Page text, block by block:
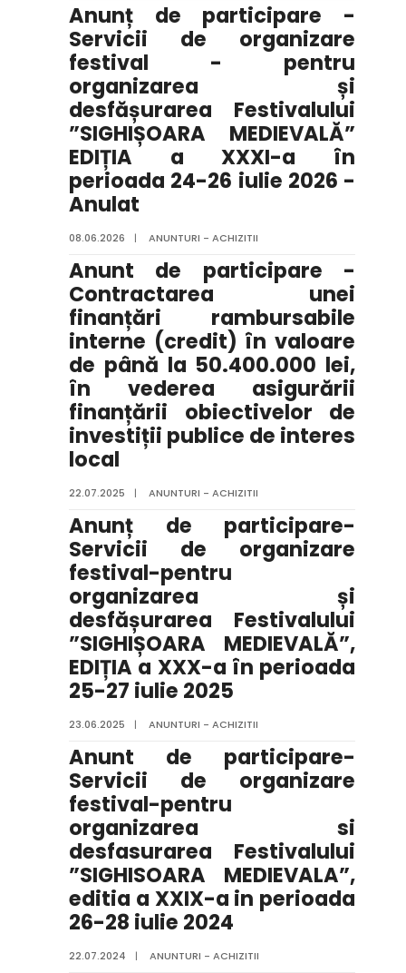
Anunț de participare -
Servicii de organizare
festival - pentru
organizarea și
desfășurarea Festivalului
”SIGHIȘOARA MEDIEVALĂ”
EDIȚIA a XXXI-a în
perioada 24-26 iulie 2026 -
Anulat
08.06.2026 | ANUNTURI - ACHIZITII
Anunt de participare -
Contractarea unei
finanțări rambursabile
interne (credit) în valoare
de până la 50.400.000 lei,
în vederea asigurării
finanțării obiectivelor de
investiții publice de interes
local
22.07.2025 | ANUNTURI - ACHIZITII
Anunț de participare-
Servicii de organizare
festival-pentru
organizarea și
desfășurarea Festivalului
”SIGHIȘOARA MEDIEVALĂ”,
EDIȚIA a XXX-a în perioada
25-27 iulie 2025
23.06.2025 | ANUNTURI - ACHIZITII
Anunt de participare-
Servicii de organizare
festival-pentru
organizarea si
desfasurarea Festivalului
”SIGHISOARA MEDIEVALA”,
editia a XXIX-a in perioada
26-28 iulie 2024
22.07.2024 | ANUNTURI - ACHIZITII